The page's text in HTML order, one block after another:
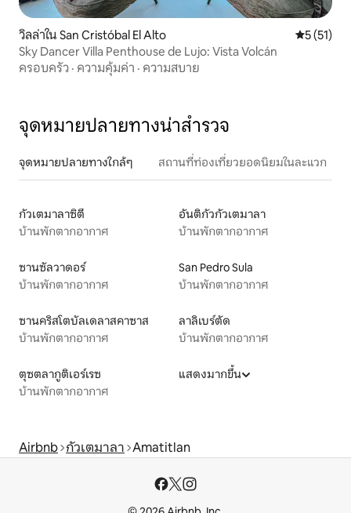
วิลล่าใน San Cristóbal El Alto คะแนนเฉลี่
5 (51)
Sky Dancer Villa Penthouse de Lujo: Vista Volcán
ครอบครัว · ความคุ้มค่า · ความสบาย
จุดหมายปลายทางน่าสำรวจ
จุดหมายปลายทางใกล้ๆ สถานที่ท่องเที่ยวยอดนิยมในละแวก
กัวเตมาลาซิตี
บ้านพักตากอากาศ
อันติกัวกัวเตมาลา
บ้านพักตากอากาศ
ซานซัลวาดอร์
บ้านพักตากอากาศ
San Pedro Sula
บ้านพักตากอากาศ
ซานคริสโตบัลเดลาสคาซาส
บ้านพักตากอากาศ
ลาลิเบร์ตัด
บ้านพักตากอากาศ
ตุซตลากูติเอร์เรซ
บ้านพักตากอากาศ
แสดงมากขึ้น
Airbnb กัวเตมาลา Amatitlan